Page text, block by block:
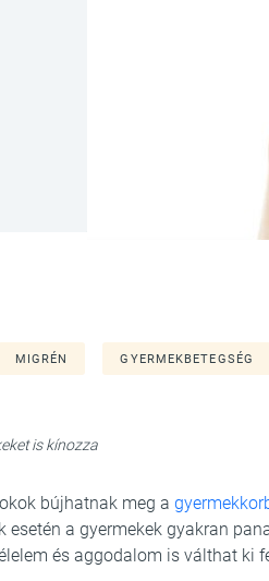
MIGRÉN GYERMEKBETEGSÉG
is kínozza
bújhatnak meg a
esetén a gyermekek gyakran
és aggodalom is válthat ki